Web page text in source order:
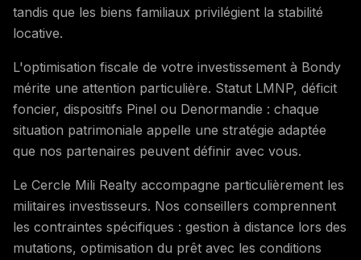
tandis que les biens familiaux privilégient la stabilité
locative.
L'optimisation fiscale de votre investissement à Bondy
mérite une attention particulière. Statut LMNP, déficit
foncier, dispositifs Pinel ou Denormandie : chaque
situation patrimoniale appelle une stratégie adaptée
que nos partenaires peuvent définir avec vous.
Le Cercle Mili Realty accompagne particulièrement les
militaires investisseurs. Nos conseillers comprennent
les contraintes spécifiques : gestion à distance lors des
mutations, optimisation du prêt avec les conditions